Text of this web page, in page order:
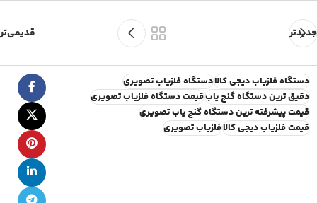
جدیدتر قدیمی‌تر
دستگاه فلزیاب دیجی کالادستگاه فلزیاب تصویری
دقیق ترین دستگاه گنج یابقیمت دستگاه فلزیاب تصویری
قیمت پیشرفته ترین دستگاه گنج یاب تصویری
قیمت فلزیاب دیجی کالافلزیاب تصویری